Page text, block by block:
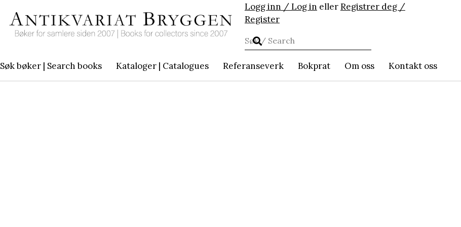
Logg inn / Log in ellerRegistrer deg /
Register
Søk bøker | Search books Kataloger | Catalogues Referanseverk Bokprat Om oss Kontakt oss